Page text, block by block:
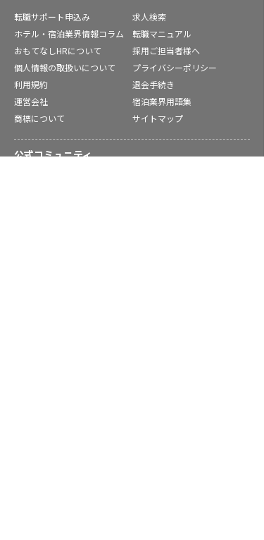
転職サポート申込み
求人検索
ホテル・宿泊業界情報コラム
転職マニュアル
おもてなしHRについて
採用ご担当者様へ
個人情報の取扱いについて
プライバシーポリシー
利用規約
退会手続き
運営会社
宿泊業界用語集
商標について
サイトマップ
公式コミュニティ